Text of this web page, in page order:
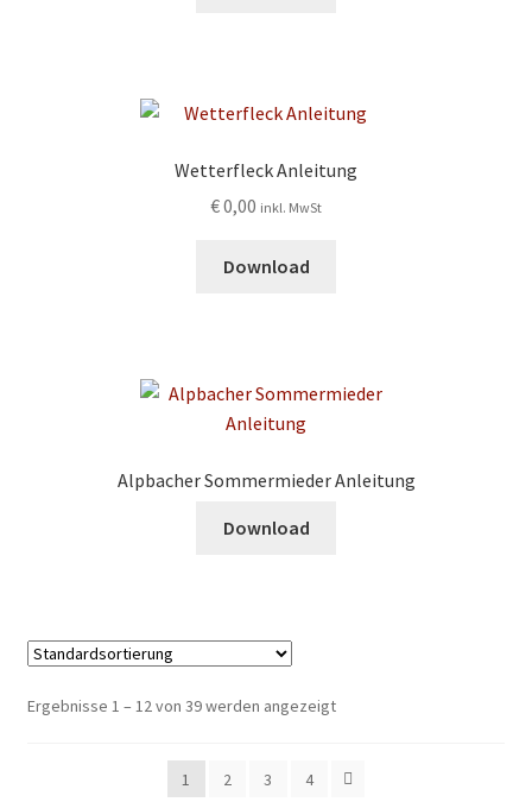
Wetterfleck Anleitung
€0,00 inkl. MwSt
Download
Alpbacher Sommermieder Anleitung
Download
Ergebnisse 1 – 12 von 39 werden angezeigt
1 2 3 4